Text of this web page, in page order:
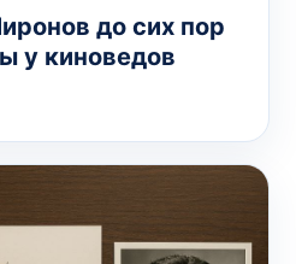
до сих пор
у киноведов